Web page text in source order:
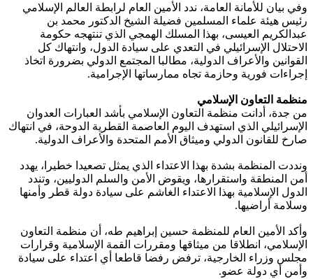
وفي بيان للأمانة العامة، ندد الأمين العام لرابطة العالم الإسلامي
رئيس هيئة علماء المسلمين فضيلة الشيخ الدكتور محمد بن
عبدالكريم العيسى، بهذا المسلك الهمجي الذي تنتهجه حكومة
الاحتلال الإسرائيلي في التعدي على سيادة الدول، وانتهاك كل
القوانين والأعراف الدولية، مطالبا المجتمع الدولي بضرورة اتخاذ
إجراءات فورية وحازمة تجاه ممارساتها الإجرامية.
منظمة التعاون الإسلامي
من جدة، أدانت منظمة التعاون الإسلامي بأشد العبارات العدوان
الإسرائيلي الذي استهدف اليوم العاصمة القطرية الدوحة، في انتهاك
صارخ للقانون الدولي وميثاق الأمم المتحدة والأعراف الدولية.
ونددت المنظمة بشدة بهذا الاعتداء الذي يمثل تصعيدا خطيرا، يهدد
أمن المنطقة واستقرارها، ويقوض الأمن والسلم الدوليين، وتندد
الدول الإسلامية بهذا الاعتداء الغاشم على سيادة دولة قطر وأمنها
وسلامة أراضيها.
وأكد الأمين العام للمنظمة حسين إبراهيم طه، أن منظمة التعاون
الإسلامي، انطلاقا من ميثاقها ومقررات القمة الإسلامية وقرارات
مجلس وزراء الخارجية، ترفض رفضا قاطعا أي اعتداء على سيادة
وأمن أي دولة عضو.